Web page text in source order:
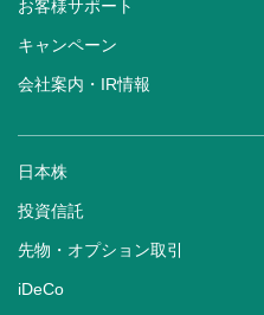
お客様サポート
キャンペーン
会社案内・IR情報
日本株
投資信託
先物・オプション取引
iDeCo